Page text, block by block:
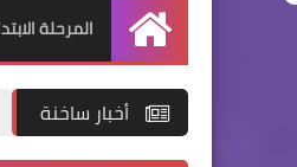
الرئيسية
المرحلة
أخبار ساخنة